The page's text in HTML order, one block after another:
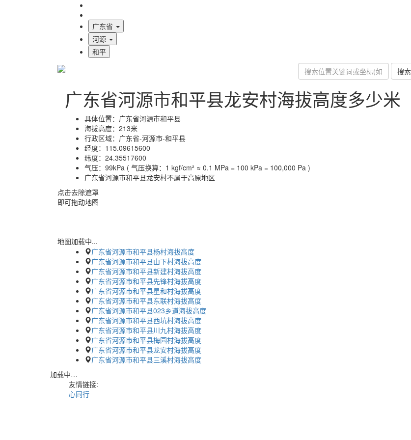
广东省
河源
和平
搜索
广东省河源市和平县龙安村海拔高度多少米
具体位置： 广东省河源市和平县
海拔高度： 213米
行政区域： 广东省-河源市-和平县
经度： 115.09615600
纬度： 24.35517600
气压： 99kPa ( 气压换算：1 kgf/cm² ≈ 0.1 MPa = 100 kPa = 100,000 Pa )
广东省河源市和平县龙安村不属于高原地区
点击去除遮罩
即可拖动地图
地图加载中...
广东省河源市和平县杨村海拔高度
广东省河源市和平县山下村海拔高度
广东省河源市和平县新建村海拔高度
广东省河源市和平县先锋村海拔高度
广东省河源市和平县星和村海拔高度
广东省河源市和平县东联村海拔高度
广东省河源市和平县023乡道海拔高度
广东省河源市和平县西坑村海拔高度
广东省河源市和平县川九村海拔高度
广东省河源市和平县梅园村海拔高度
广东省河源市和平县龙安村海拔高度
广东省河源市和平县三溪村海拔高度
加载中…
友情链接:
心同行